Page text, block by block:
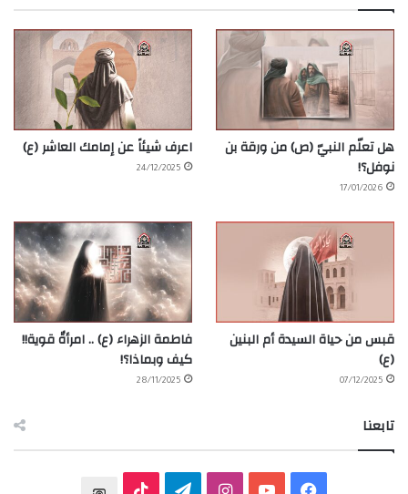
هل تعلّم النبيّ (ص) من ورقة بن
نوفل؟!
17/01/2026
اعرف شيئاً عن إمامك العاشر (ع)
24/12/2025
قبس من حياة السيدة أم البنين
(ع)
07/12/2025
فاطمة الزهراء (ع) .. امرأةٌ قوية!!
كيف وبماذا؟!
28/11/2025
تابعنا